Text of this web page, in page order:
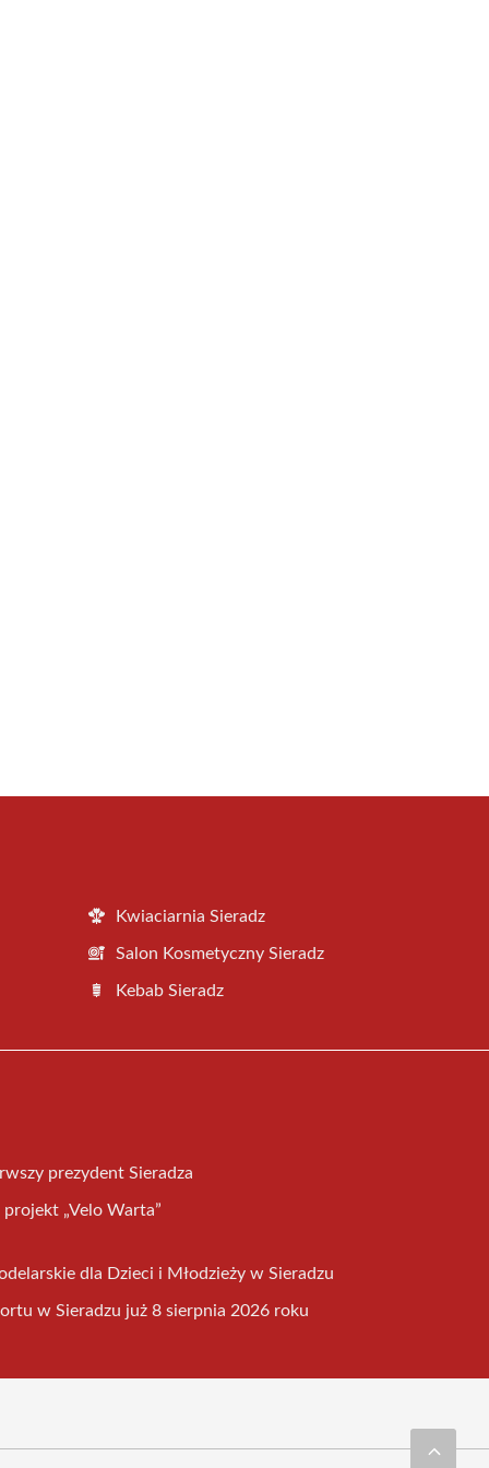
Kwiaciarnia Sieradz
Salon Kosmetyczny Sieradz
Kebab Sieradz
prezydent Sieradza
„Velo Warta”
dla Dzieci i Młodzieży w Sieradzu
w Sieradzu już 8 sierpnia 2026 roku